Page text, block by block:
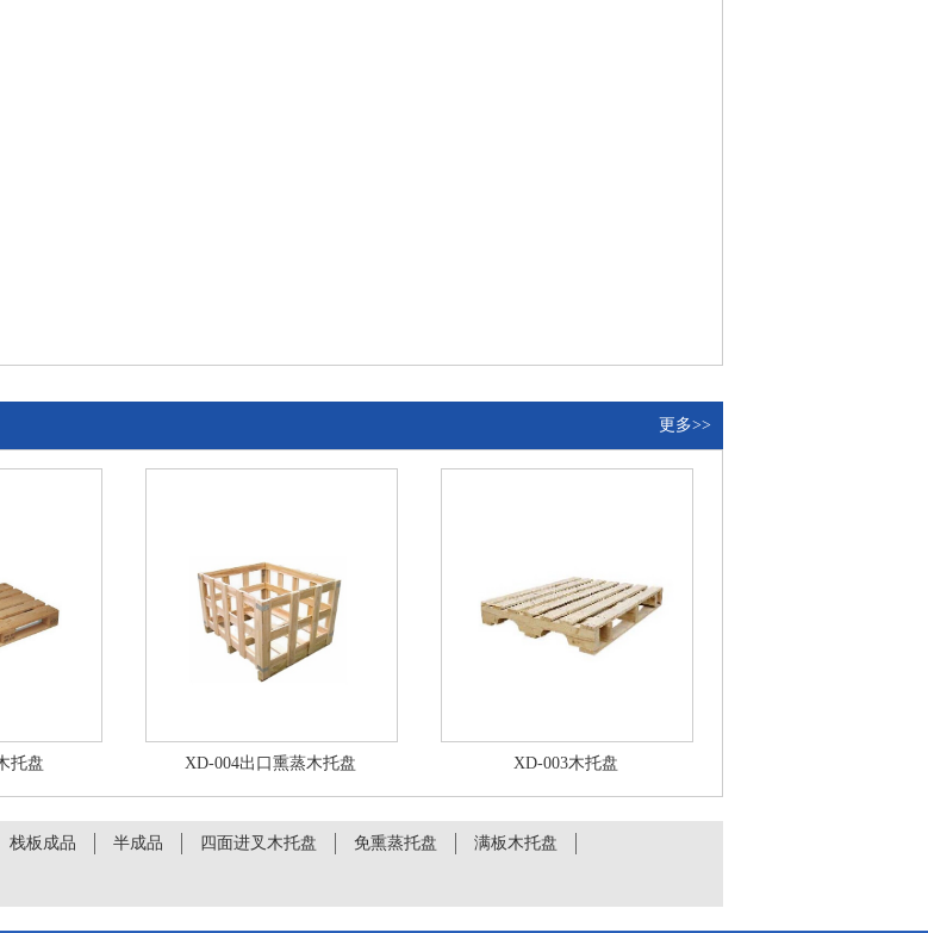
更多>>
托盘 XD-004出口熏蒸木托盘 XD-003木托盘
栈板成品 半成品 四面进叉木托盘 免熏蒸托盘
满板木托盘